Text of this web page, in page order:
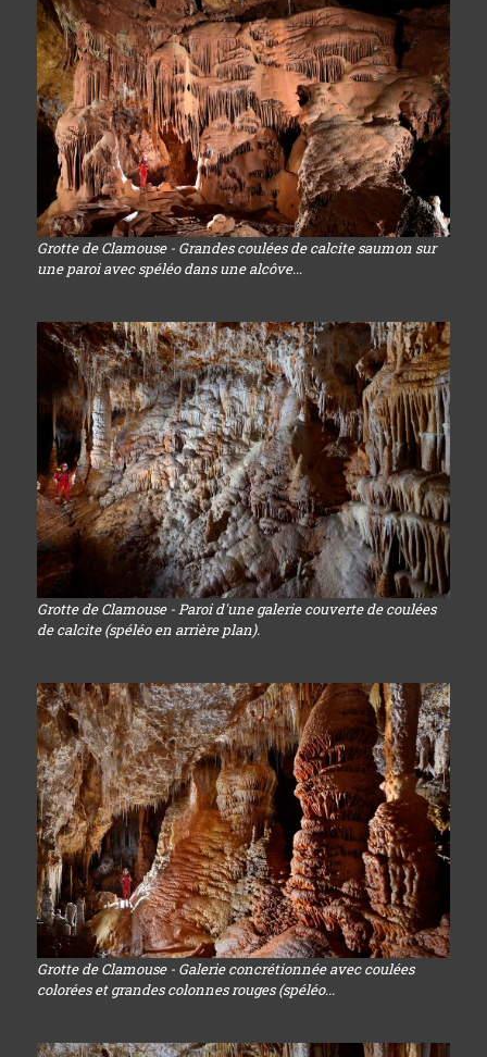
Grotte de Clamouse - Grandes coulées de calcite saumon sur
une paroi avec spéléo dans une alcôve...
Grotte de Clamouse - Paroi d'une galerie couverte de coulées
de calcite (spéléo en arrière plan).
Grotte de Clamouse - Galerie concrétionnée avec coulées
colorées et grandes colonnes rouges (spéléo...